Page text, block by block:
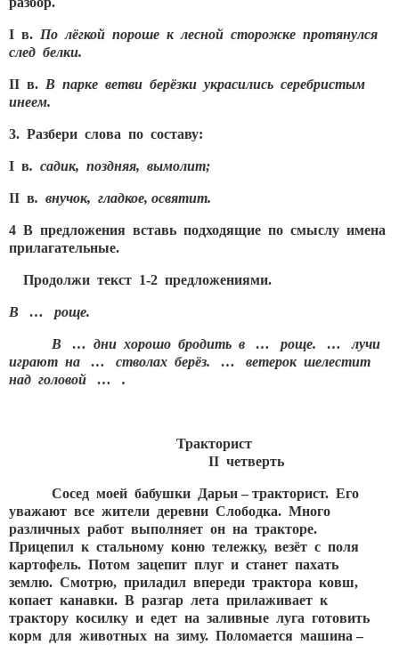
I в. По лёгкой пороше к лесной сторожке протянулся
след белки.
II в. В парке ветви берёзки украсились серебристым
инеем.
3. Разбери слова по составу:
I в. садик, поздняя, вымолит;
II в. внучок, гладкое, освятит.
4 В предложения вставь подходящие по смыслу имена
прилагательные.
Продолжи текст 1-2 предложениями.
В … роще.
В … дни хорошо бродить в … роще. … лучи
играют на … стволах берёз. … ветерок шелестит
над головой … .
Тракторист
II четверть
Сосед моей бабушки Дарьи – тракторист. Его
уважают все жители деревни Слободка. Много
различных работ выполняет он на тракторе.
Прицепил к стальному коню тележку, везёт с поля
картофель. Потом зацепит плуг и станет пахать
землю. Смотрю, приладил впереди трактора ковш,
копает канавки. В разгар лета прилаживает к
трактору косилку и едет на заливные луга готовить
корм для животных на зиму. Поломается машина –